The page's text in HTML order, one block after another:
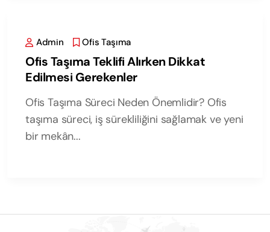
Admin Ofis Taşıma
Ofis Taşıma Teklifi Alırken Dikkat
Edilmesi Gerekenler
Ofis Taşıma Süreci Neden Önemlidir? Ofis
taşıma süreci, iş sürekliliğini sağlamak ve yeni
bir mekân...